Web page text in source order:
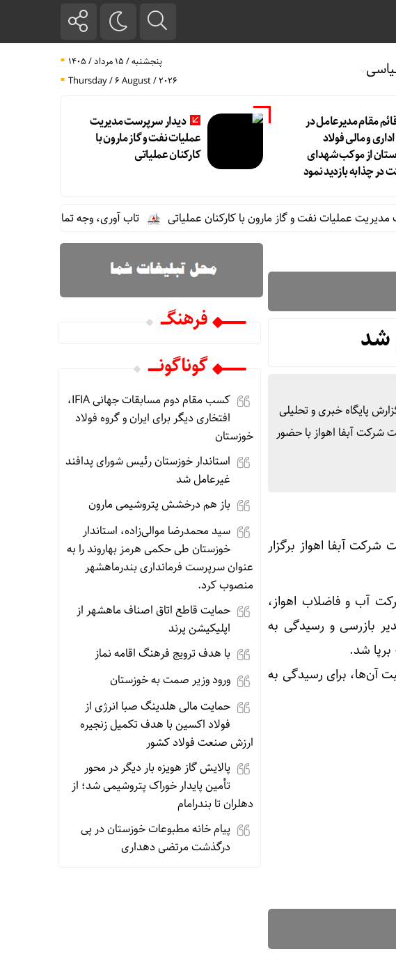
پنجشنبه / ۱۵ مرداد / ۱۴۰۵
Thursday / 6 August / 2026
مقام مدیرعامل در
و مالی فولاد
از موکب شهدای
در چذابه بازدید نمود
دیدار سرپرست مدیریت
عملیات نفت و گاز مارون با
کارکنان عملیاتی
عملیات نفت و گاز مارون با کارکنان عملیاتی
تاب آوری، وجه تمایز تازه پتروشیمی
شد
پایگاه خبری و تحلیلی
آب و فاضلاب اهواز، بعدازظهر روز جمعه، ۱۴۰۴/۰۴/۲۷، میز خدمت شرکت آبفا اهواز با حضور
آبفا اهواز برگزار
آب و فاضلاب اهواز،
با حضور مدیر بازرسی و رسیدگی به
شد.
آن‌ها، برای رسیدگی به
فرهنگـــ
گوناگونـــــ
کسب مقام دوم مسابقات جهانی IFIA،
افتخاری دیگر برای ایران و گروه فولاد
خوزستان
استاندار خوزستان رئیس شورای پدافند
غیرعامل شد
باز هم درخشش پتروشیمی مارون
سید محمدرضا موالی‌زاده، استاندار
خوزستان طی حکمی هرمز بهاروند را به
عنوان سرپرست فرمانداری بندرماهشهر
منصوب کرد.
حمایت قاطع اتاق اصناف ماهشهر از
اپلیکیشن پرند
با هدف ترویج فرهنگ اقامه نماز
ورود وزیر صمت به خوزستان
حمایت مالی هلدینگ صبا انرژی از
فولاد اکسین با هدف تکمیل زنجیره
ارزش صنعت فولاد کشور
پالایش گاز هویزه بار دیگر در محور
تأمین پایدار خوراک پتروشیمی شد؛ از
دهلران تا بندرامام
پیام خانه مطبوعات خوزستان در پی
درگذشت مرتضی دهداری